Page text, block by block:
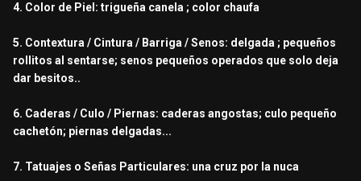
4. Color de Piel: trigueña canela ; color chaufa
5. Contextura / Cintura / Barriga / Senos: delgada ; pequeños
rollitos al sentarse; senos pequeños operados que solo deja
dar besitos..
6. Caderas / Culo / Piernas: caderas angostas; culo pequeño
cachetón; piernas delgadas...
7. Tatuajes o Señas Particulares: una cruz por la nuca